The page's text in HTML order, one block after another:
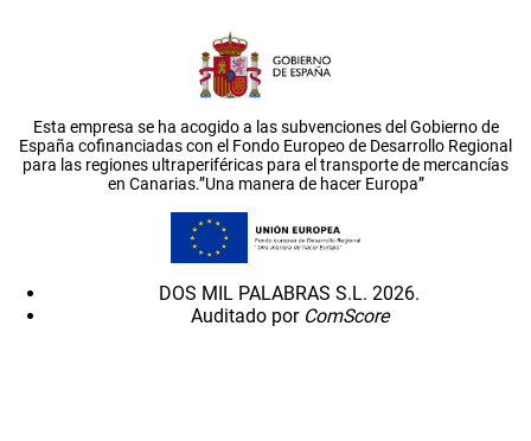
Esta empresa se ha acogido a las subvenciones del Gobierno de
España cofinanciadas con el Fondo Europeo de Desarrollo Regional
para las regiones ultraperiféricas para el transporte de mercancías
en Canarias.”Una manera de hacer Europa”
DOS MIL PALABRAS S.L. 2026.
Auditado por ComScore